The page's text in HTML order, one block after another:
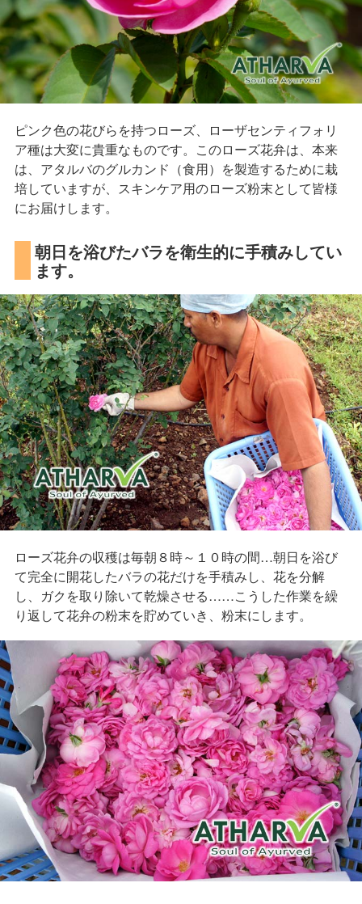
ピンク色の花びらを持つローズ、ローザセンティフォリ
ア種は大変に貴重なものです。このローズ花弁は、本来
は、アタルバのグルカンド（食用）を製造するために栽
培していますが、スキンケア用のローズ粉末として皆様
にお届けします。
朝日を浴びたバラを衛生的に手積みしてい
ます。
ローズ花弁の収穫は毎朝８時～１０時の間…朝日を浴び
て完全に開花したバラの花だけを手積みし、花を分解
し、ガクを取り除いて乾燥させる……こうした作業を繰
り返して花弁の粉末を貯めていき、粉末にします。